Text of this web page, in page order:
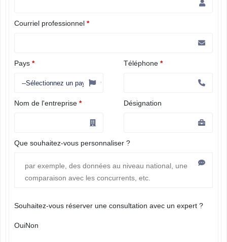
Courriel professionnel *
Pays * Téléphone *
Nom de l'entreprise * Désignation
Que souhaitez-vous personnaliser ?
Souhaitez-vous réserver une consultation avec un expert ?
OuiNon